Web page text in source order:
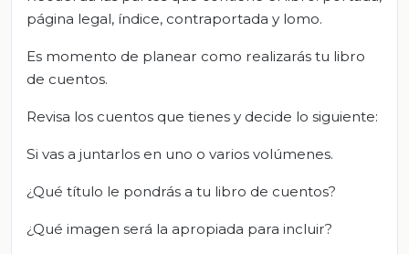
página legal, índice, contraportada y lomo.
Es momento de planear como realizarás tu libro
de cuentos.
Revisa los cuentos que tienes y decide lo siguiente:
Si vas a juntarlos en uno o varios volúmenes.
¿Qué título le pondrás a tu libro de cuentos?
¿Qué imagen será la apropiada para incluir?